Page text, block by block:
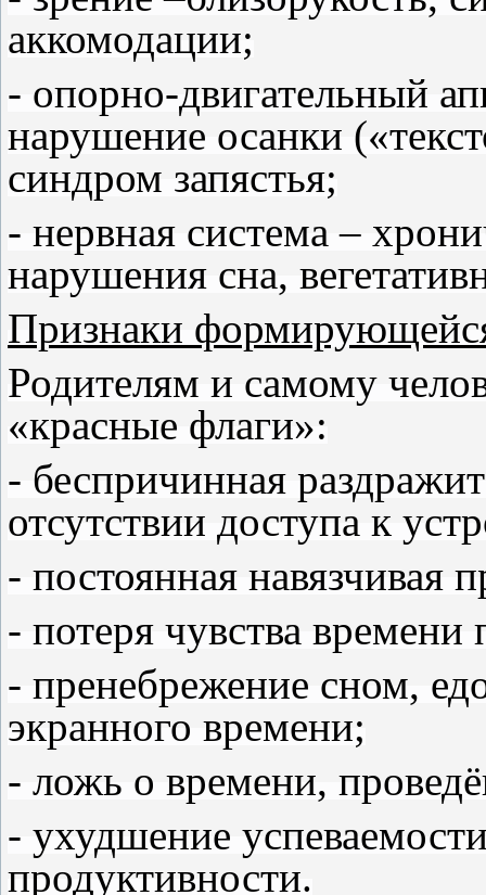
аккомодации;
- опорно-двигательный
нарушение осанки
синдром запястья;
- нервная система –
нарушения сна,
Признаки
Родителям и самому
«красные флаги»:
- беспричинная
отсутствии доступа к
- постоянная навязчивая
- потеря чувства времени
- пренебрежение сном,
экранного времени;
- ложь о времени,
- ухудшение
продуктивности.